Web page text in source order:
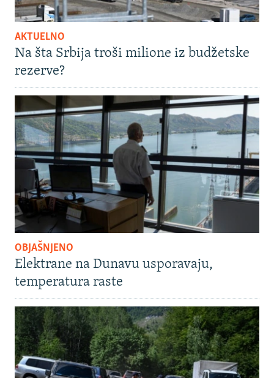
AKTUELNO
Na šta Srbija troši milione iz budžetske
rezerve?
OBJAŠNJENO
Elektrane na Dunavu usporavaju,
temperatura raste